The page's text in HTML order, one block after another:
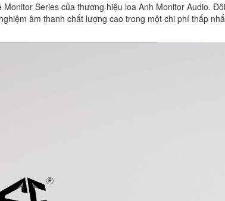
Series của thương hiệu loa Anh Monitor Audio.
âm thanh chất lượng cao trong một chi phí thấp